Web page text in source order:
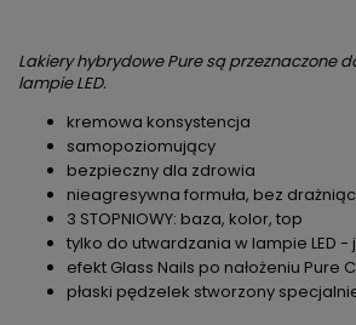
Lakiery hybrydowe Pure są przeznaczone
lampie LED.
kremowa konsystencja
samopoziomujący
bezpieczny dla zdrowia
nieagresywna formuła, bez
3 STOPNIOWY: baza, kolor, top
tylko do utwardzania w lampie LED -
efekt Glass Nails po nałożeniu Pure
płaski pędzelek stworzony